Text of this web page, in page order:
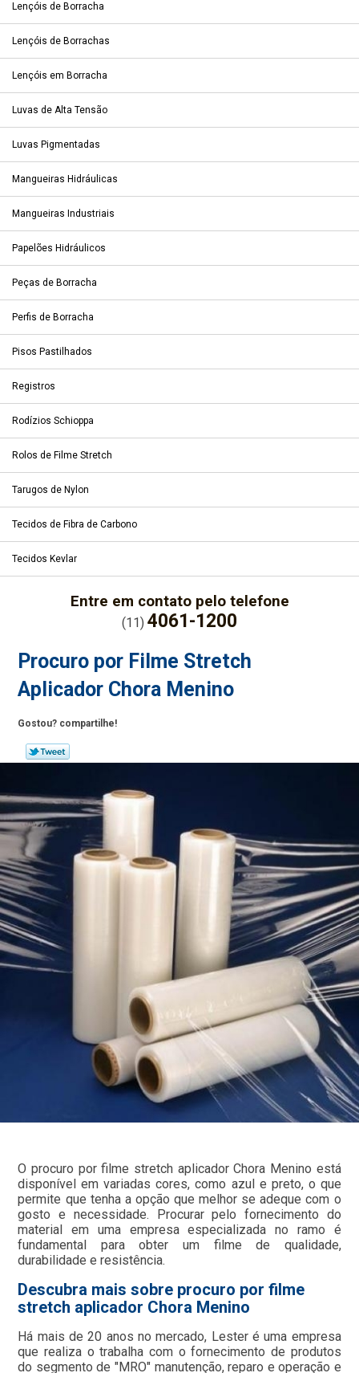
Lençóis de Borracha
Lençóis de Borrachas
Lençóis em Borracha
Luvas de Alta Tensão
Luvas Pigmentadas
Mangueiras Hidráulicas
Mangueiras Industriais
Papelões Hidráulicos
Peças de Borracha
Perfis de Borracha
Pisos Pastilhados
Registros
Rodízios Schioppa
Rolos de Filme Stretch
Tarugos de Nylon
Tecidos de Fibra de Carbono
Tecidos Kevlar
Entre em contato pelo telefone
(11) 4061-1200
Procuro por Filme Stretch
Aplicador Chora Menino
Gostou? compartilhe!
O procuro por filme stretch aplicador Chora Menino está
disponível em variadas cores, como azul e preto, o que
permite que tenha a opção que melhor se adeque com o
gosto e necessidade. Procurar pelo fornecimento do
material em uma empresa especializada no ramo é
fundamental para obter um filme de qualidade,
durabilidade e resistência.
Descubra mais sobre procuro por filme
stretch aplicador Chora Menino
Há mais de 20 anos no mercado, Lester é uma empresa
que realiza o trabalha com o fornecimento de produtos
do segmento de "MRO" manutenção, reparo e operação e